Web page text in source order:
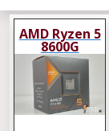
AMD Ryzen 5
8600G